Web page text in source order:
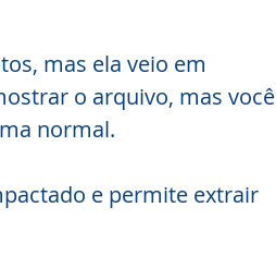
mas ela veio em
o arquivo, mas você
normal.
e permite extrair